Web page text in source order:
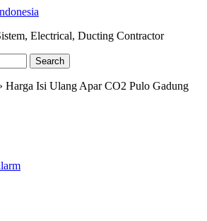
Electrical, Ducting Contractor
Search
Harga Isi Ulang Apar CO2 Pulo Gadung